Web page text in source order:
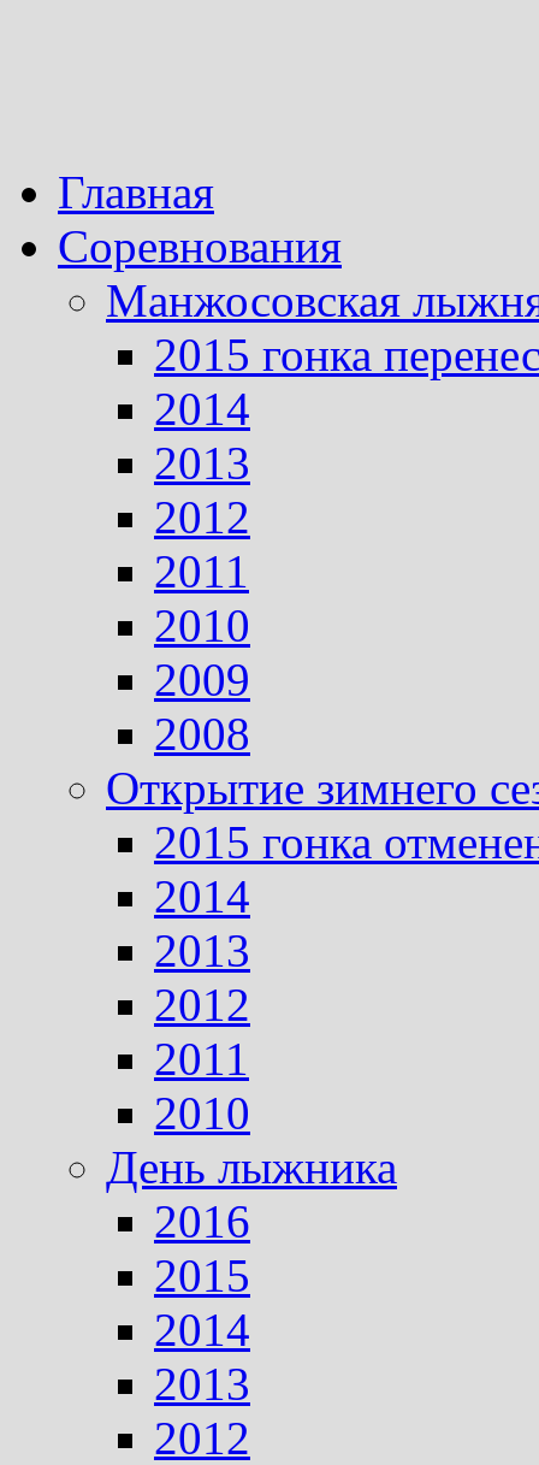
Главная
Соревнования
Манжосовская
2015 гонка
2014
2013
2012
2011
2010
2009
2008
Открытие зимнего
2015 гонка
2014
2013
2012
2011
2010
День лыжника
2016
2015
2014
2013
2012